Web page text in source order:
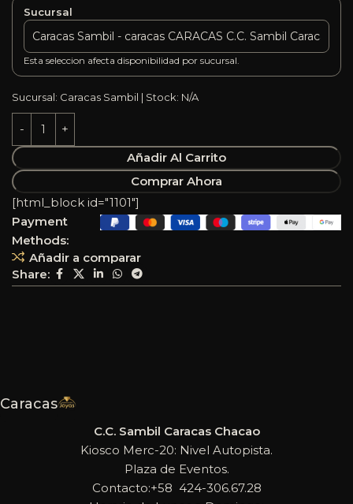
Sucursal
Esta seleccion afecta disponibilidad por sucursal.
Sucursal: Caracas Sambil | Stock: N/A
Añadir Al Carrito
Comprar Ahora
Añadir a comparar
Share:
[html_block id="1101"]
Payment
Methods:
Caracas
C.C. Sambil Caracas Chacao
Kiosco Merc-20: Nivel Autopista.
Plaza de Eventos.
Contacto:+58 424-306.67.28